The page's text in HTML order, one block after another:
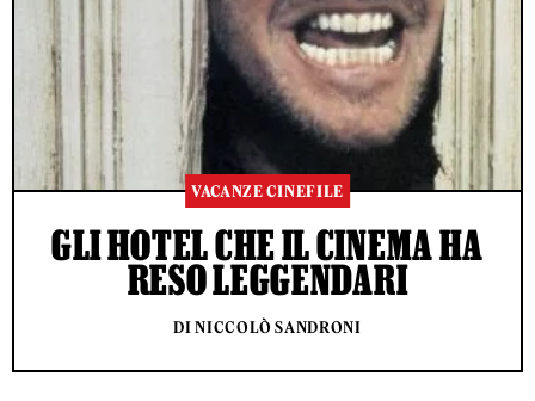
VACANZE CINEFILE
GLI HOTEL CHE IL CINEMA HA
RESO LEGGENDARI
DI NICCOLÒ SANDRONI